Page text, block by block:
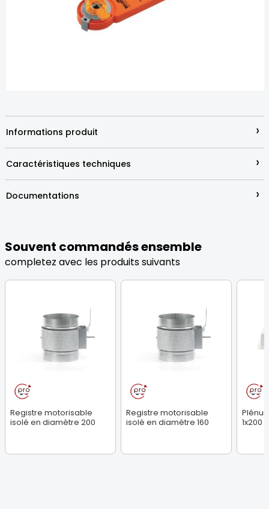
of
the
images
Informations produit ›
Caractéristiques techniques ›
Documentations ›
Souvent commandés ensemble
completez avec les produits suivants
Registre motorisable
isolé en diamètre 200
Registre motorisable
isolé en diamètre 160
1x200